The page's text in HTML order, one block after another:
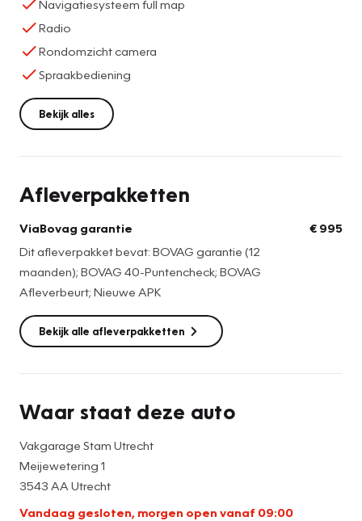
Navigatiesysteem full map
Radio
Rondomzicht camera
Spraakbediening
Bekijk alles
Afleverpakketten
ViaBovag garantie
Dit afleverpakket bevat: BOVAG garantie (12
maanden); BOVAG 40-Puntencheck; BOVAG
Afleverbeurt; Nieuwe APK
€ 995
Bekijk alle afleverpakketten
Waar staat deze auto
Vakgarage Stam Utrecht
Meijewetering 1
3543 AA Utrecht
Vandaag gesloten, morgen open vanaf 09:00